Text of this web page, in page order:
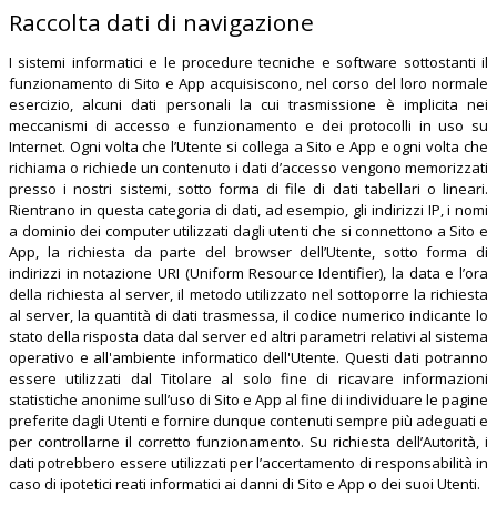
Raccolta dati di navigazione
I sistemi informatici e le procedure tecniche e software sottostanti il
funzionamento di Sito e App acquisiscono, nel corso del loro normale
esercizio, alcuni dati personali la cui trasmissione è implicita nei
meccanismi di accesso e funzionamento e dei protocolli in uso su
Internet. Ogni volta che l’Utente si collega a Sito e App e ogni volta che
richiama o richiede un contenuto i dati d’accesso vengono memorizzati
presso i nostri sistemi, sotto forma di file di dati tabellari o lineari.
Rientrano in questa categoria di dati, ad esempio, gli indirizzi IP, i nomi
a dominio dei computer utilizzati dagli utenti che si connettono a Sito e
App, la richiesta da parte del browser dell’Utente, sotto forma di
indirizzi in notazione URI (Uniform Resource Identifier), la data e l’ora
della richiesta al server, il metodo utilizzato nel sottoporre la richiesta
al server, la quantità di dati trasmessa, il codice numerico indicante lo
stato della risposta data dal server ed altri parametri relativi al sistema
operativo e all'ambiente informatico dell'Utente. Questi dati potranno
essere utilizzati dal Titolare al solo fine di ricavare informazioni
statistiche anonime sull’uso di Sito e App al fine di individuare le pagine
preferite dagli Utenti e fornire dunque contenuti sempre più adeguati e
per controllarne il corretto funzionamento. Su richiesta dell’Autorità, i
dati potrebbero essere utilizzati per l’accertamento di responsabilità in
caso di ipotetici reati informatici ai danni di Sito e App o dei suoi Utenti.